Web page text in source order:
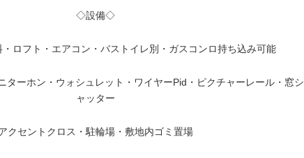
◇設備◇
ロフト・エアコン・バストイレ別・ガスコンロ持ち込み可能
ターホン・ウォシュレット・ワイヤーPid・ピクチャーレール・窓シ
ャッター
クセントクロス・駐輪場・敷地内ゴミ置場